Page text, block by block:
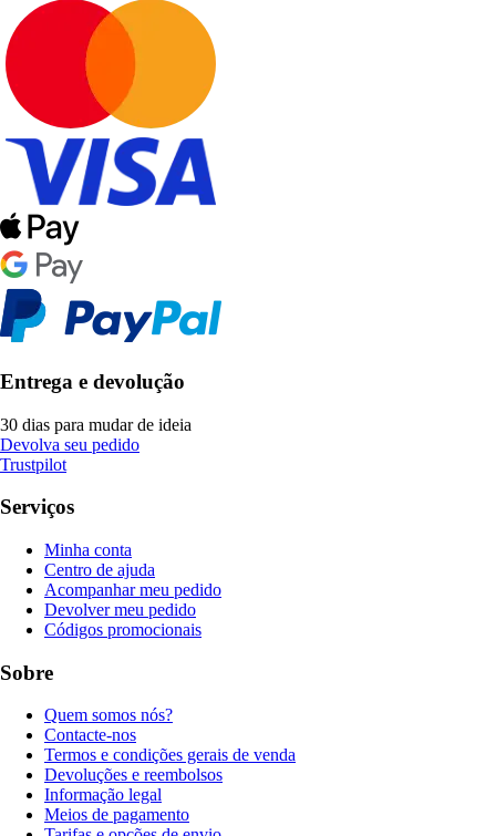
Entrega e devolução
30 dias para mudar de ideia
Devolva seu pedido
Trustpilot
Serviços
Minha conta
Centro de ajuda
Acompanhar meu pedido
Devolver meu pedido
Códigos promocionais
Sobre
Quem somos nós?
Contacte-nos
Termos e condições gerais de venda
Devoluções e reembolsos
Informação legal
Meios de pagamento